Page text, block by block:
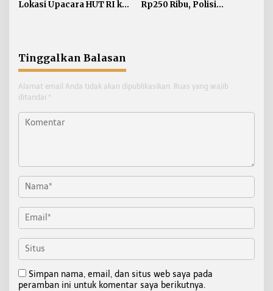
Lokasi Upacara HUT RI ke-
Rp250 Ribu, Polisi
Tinggalkan Balasan
Alamat email Anda tidak akan dipublikasikan. Ruas yang wajib
ditandai *
Simpan nama, email, dan situs web saya pada
peramban ini untuk komentar saya berikutnya.